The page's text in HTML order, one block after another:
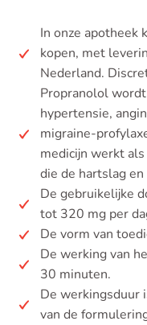
In onze apotheek
kopen, met
Nederland.
Propranolol
hypertensie,
migraine-
medicijn werkt
die de hartslag
De gebruikelijke
tot 320 mg per
De vorm van
De werking van
30 minuten.
De werkingsduur
van de